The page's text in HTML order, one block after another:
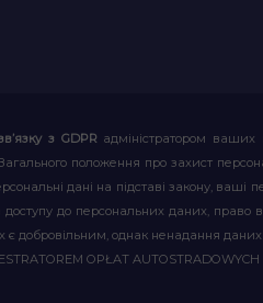
з GDPR адміністратором
Загального положення про захист
дані на підставі закону, ваші
доступу до персональних даних,
добровільним, однак ненадання
OPŁAT AUTOSTRADOWYCH